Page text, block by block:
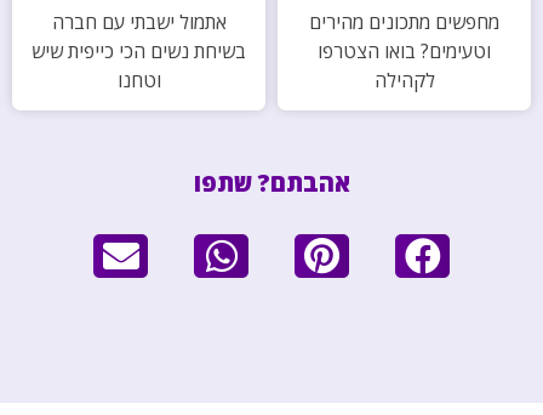
מחפשים מתכונים מהירים
וטעימים? בואו הצטרפו
לקהילה
אתמול ישבתי עם חברה
בשיחת נשים הכי כייפית שיש
וטחנו
אהבתם? שתפו